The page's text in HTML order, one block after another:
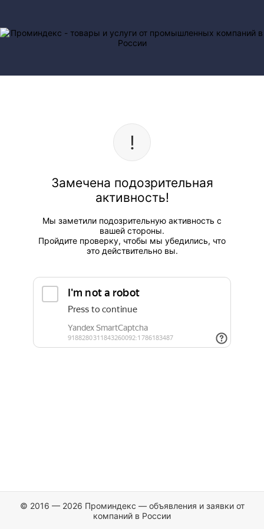
Замечена подозрительная
активность!
Мы заметили подозрительную активность с
вашей стороны.
Пройдите проверку, чтобы мы убедились, что
это действительно вы.
© 2016 — 2026 Проминдекс — объявления и заявки от
компаний в России